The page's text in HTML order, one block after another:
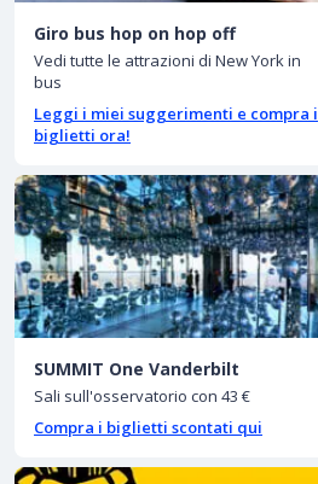
Giro bus hop on hop off
Vedi tutte le attrazioni di New York in
bus
Leggi i miei suggerimenti e compra i
biglietti ora!
SUMMIT One Vanderbilt
Sali sull'osservatorio con 43 €
Compra i biglietti scontati qui